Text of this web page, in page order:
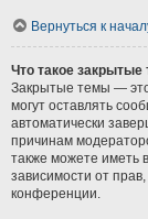
Вернуться к
Что такое
Закрытые темы —
могут оставлять
автоматически
причинам
также можете иметь
зависимости от
конференции.